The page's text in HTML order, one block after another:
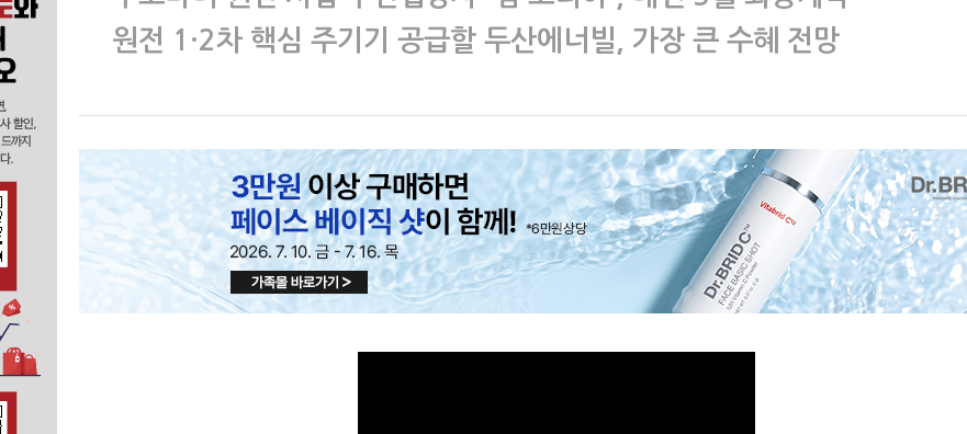
원전 1·2차 핵심 주기기 공급할 두산에너빌, 가장 큰 수혜 전망